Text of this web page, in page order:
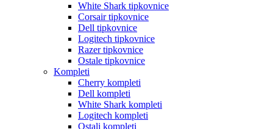
White Shark tipkovnice
Corsair tipkovnice
Dell tipkovnice
Logitech tipkovnice
Razer tipkovnice
Ostale tipkovnice
Kompleti
Cherry kompleti
Dell kompleti
White Shark kompleti
Logitech kompleti
Ostali kompleti